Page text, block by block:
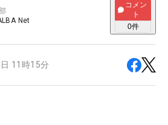
Net
コメン
ト
0件
11時15分